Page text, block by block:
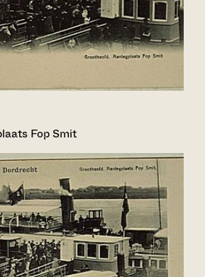
Fop Smit